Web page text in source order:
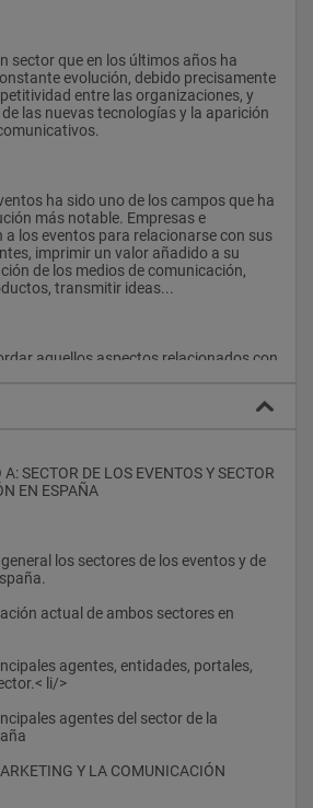
sector que en los últimos años ha
evolución, debido precisamente
entre las organizaciones, y
las nuevas tecnologías y la aparición
ha sido uno de los campos que ha
más notable. Empresas e
los eventos para relacionarse con sus
imprimir un valor añadido a su
de los medios de comunicación,
transmitir ideas...
aquellos aspectos relacionados con
e institucional, así como con la
Organización de Eventos y
importante esfuerzo a la hora de
de un Máster eminentemente práctico a
dotar a los participantes de los
para afrontar el día a día de la
una institución o desde la
un claustro de profesores formado
que aportarán todos sus
Diploma in Effective Business
EN ESPAÑA
li/>
MARKETING Y LA COMUNICACIÓN